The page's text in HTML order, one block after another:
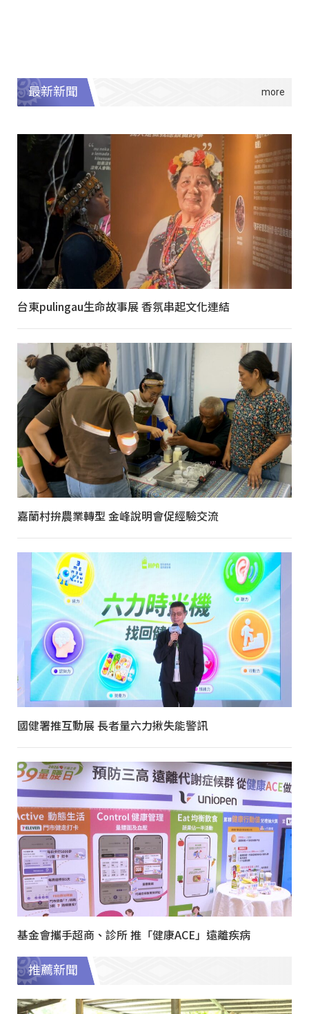
最新新聞
台東pulingau生命故事展 香氛串起文化連結
嘉蘭村拚農業轉型 金峰說明會促經驗交流
國健署推互動展 長者量六力揪失能警訊
基金會攜手超商、診所 推「健康ACE」遠離疾病
推薦新聞